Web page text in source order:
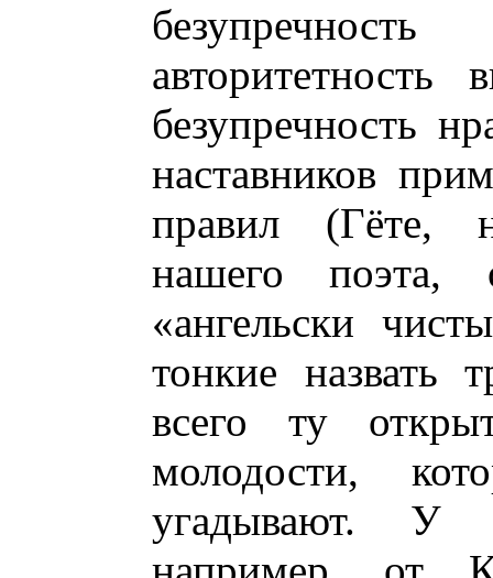
безупречность
наставников
правил (Гёте,
нашего поэта,
«ангельски
тонкие назвать
всего ту
молодости,
угадывают. У